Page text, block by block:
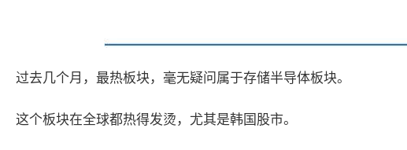
过去几个月，最热板块，毫无疑问属于存储半导体板块。
这个板块在全球都热得发烫，尤其是韩国股市。